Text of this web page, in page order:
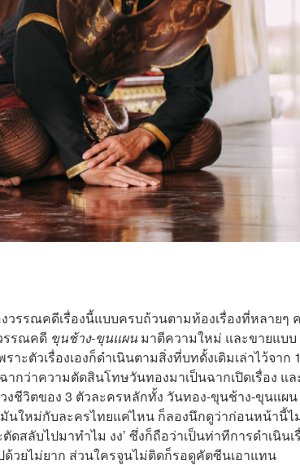
รรณคดีเรื่องนี้แบบครบถ้วนตามท้องเรื่องที่หลายๆ
รรณคดี ขุนช้าง-ขุนแผน มาตีความใหม่ และขายแบบ
ะตัวเรื่องเองก็ดำเนินตามสิ่งที่บทดั้งเดิมเล่าไว้จาก
กว่าความตัดสินโทษวันทองมาเป็นฉากเปิดเรื่อง แล
ชีวิตของ 3 ตัวละครหลักทั้ง วันทอง-ขุนช้าง-ขุนแผ
นใหม่กับละครไทยแค่ไหน ก็ลองนึกดูว่าก่อนหน้านี้ไ
สลับไปมาทำไม งง’ ซึ่งก็ถือว่าเป็นท่าทีการดำเนินเ
วยไม่ยาก ส่วนใครจูนไม่ติดก็รอดูคัตซีนเอาแทน